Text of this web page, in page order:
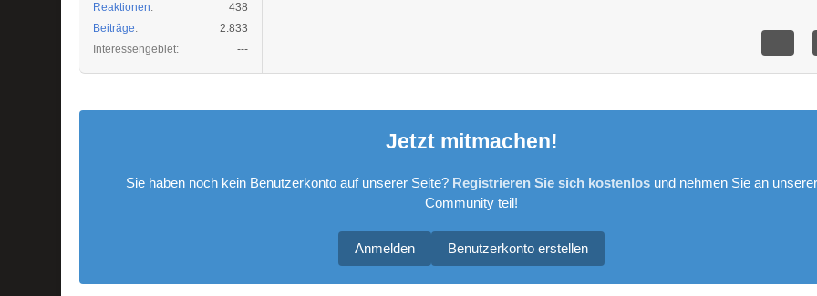
Reaktionen
438
Beiträge
2.833
Interessengebiet
---
Jetzt mitmachen!
Sie haben noch kein Benutzerkonto auf unserer Seite? Registrieren Sie sich kostenlosund nehmen Sie an unserer
Community teil!
Benutzerkonto erstellen
Anmelden